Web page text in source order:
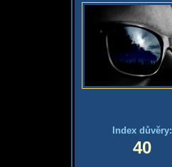
Index důvěry:
40